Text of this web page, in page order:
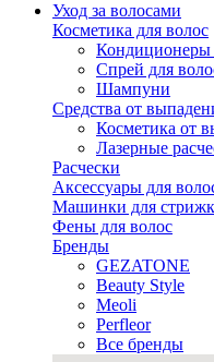
Уход за волосами
Косметика для волос
Кондиционеры
Спрей для
Шампуни
Средства от
Косметика от
Лазерные
Расчески
Аксессуары для
Машинки для
Фены для волос
Бренды
GEZATONE
Beauty Style
Meoli
Perfleor
Все бренды